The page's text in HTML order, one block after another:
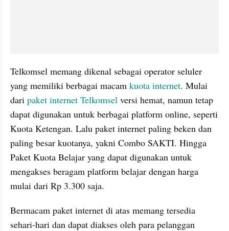
Telkomsel memang dikenal sebagai operator seluler
yang memiliki berbagai macam kuota internet. Mulai
dari paket internet Telkomsel versi hemat, namun tetap
dapat digunakan untuk berbagai platform online, seperti
Kuota Ketengan. Lalu paket internet paling beken dan
paling besar kuotanya, yakni Combo SAKTI. Hingga
Paket Kuota Belajar yang dapat digunakan untuk
mengakses beragam platform belajar dengan harga
mulai dari Rp 3.300 saja.
Bermacam paket internet di atas memang tersedia
sehari-hari dan dapat diakses oleh para pelanggan